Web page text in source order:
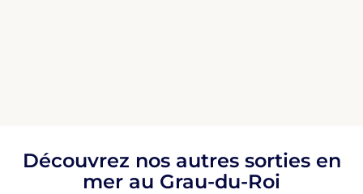
Découvrez nos autres sorties en
mer au Grau-du-Roi